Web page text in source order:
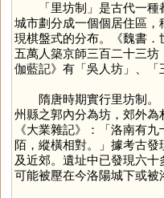
「里坊制」是古代一種
城市劃分成一個個居住區，
現棋盤式的分布。《魏書
五萬人築京師三百二十三
伽藍記》有「吳人坊」、「
隋唐時期實行里坊制。
州縣之郭內分為坊，郊外
《大業雜記》：「洛南有
陌，縱橫相對。」據考古
及近郊。遺址中已發現六十
可能被壓在今洛陽城下或被